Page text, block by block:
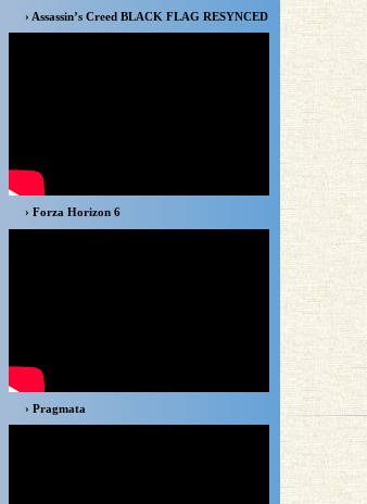
› Assassin’s Creed BLACK FLAG RESYNCED
› Forza Horizon 6
› Pragmata